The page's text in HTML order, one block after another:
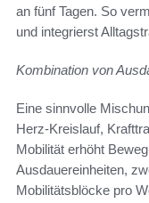
an fünf Tagen. So
und integrierst
Kombination von
Eine sinnvolle
Herz-Kreislauf,
Mobilität erhöht
Ausdauereinheiten,
Mobilitätsblöcke pro